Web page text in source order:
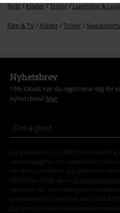
Nytt Kläder Tröjor Luvtröjor &
Film & TV Kläder Tröjor Sweatshirts
Nyhetsbrev
15% rabatt när du registrerar dig för
nyhetsbrev! Mer
Jag godkänner att E.M.P.
personuppgifter och regelbundet skicka
om deras produkter. Jag godkänner
behandlas enligt deras
samtycke när som helst genom att
prenumeration som finns med i alla
Här kan jag avsluta prenumerationen på